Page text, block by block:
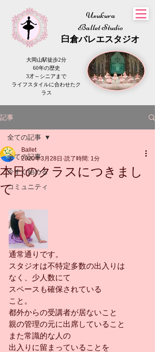
Usukura
Ballet Studio
​臼倉バレエスタジオ
大岡山駅徒歩2分
60年の歴史
3才～シニアまで
​ライフスタイルに合わせたク
ラス
記事
全ての記事
今すぐ始める
コミュニティ
全ての記事
本日のクラスにつきまし
て
Ballet
2020年3月28日 読了時間: 1分
通常通りです。
スタジオは不特定多数の出入りは
なく、少人数にて
スペースも確保されている
こと。
都外からの受講者が居ないこと
親の管理の元に出席していること
また常識的な人の
出入りに留まっていることを